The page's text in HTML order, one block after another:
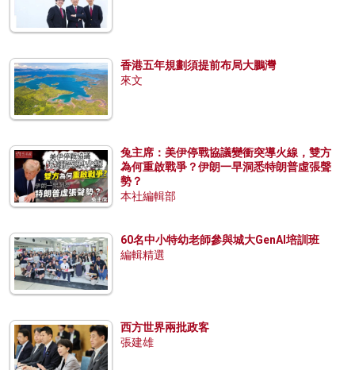
香港五年規劃須提前布局大鵬灣
來文
兔主席：美伊停戰協議變衝突導火線，雙方
為何重啟戰爭？伊朗一早洞悉特朗普虛張聲
勢？
本社編輯部
60名中小特幼老師參與城大GenAI培訓班
編輯精選
西方世界兩批政客
張建雄